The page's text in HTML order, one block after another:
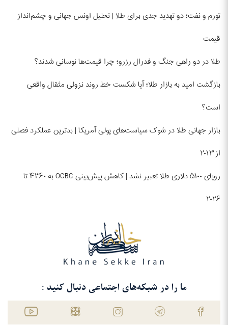
تورم و نفت؛ دو تهدید جدی برای طلا | تحلیل اونس جهانی و چشم‌انداز
قیمت
طلا در دو راهی جنگ و فدرال رزرو؛ چرا قیمت‌ها نوسانی شدند؟
بازگشت امید به بازار طلا؛ آیا شکست خط روند نزولی مثقال واقعی
است؟
بازار جهانی طلا در شوک سیاست‌های پولی آمریکا | بدترین عملکرد فصلی
از ۲۰۱۳
رویای ۵۱۰۰ دلاری طلا تعبیر نشد | کاهش پیش‌بینی OCBC به ۴۳۶۰ تا
۲۰۲۶
ما را در شبکه‌های اجتماعی دنبال کنید :